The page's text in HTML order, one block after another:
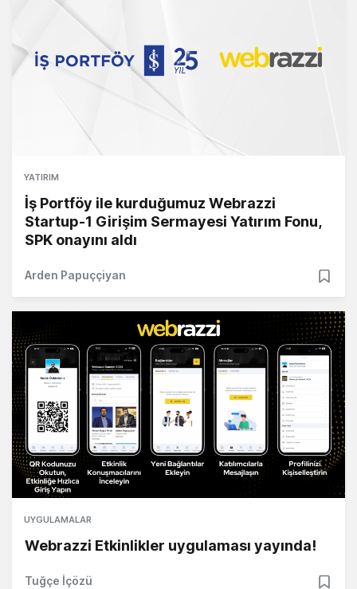
YATIRIM
İş Portföy ile kurduğumuz Webrazzi
Startup-1 Girişim Sermayesi Yatırım Fonu,
SPK onayını aldı
Arden Papuççiyan
UYGULAMALAR
Webrazzi Etkinlikler uygulaması yayında!
Tuğçe İçözü